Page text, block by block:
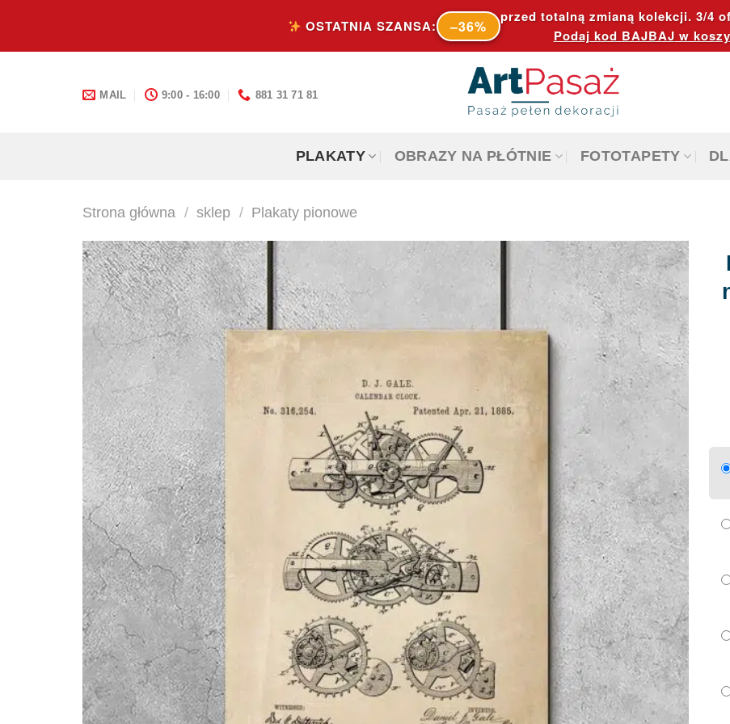
content
OSTATNIA SZANSA: –36%
przed totalną zmianą kolekcji. 3/4
Podaj kod BAJBAJ w
MAIL 9:00 - 16:00 881 31 71 81
PLAKATY OBRAZY NA PŁÓTNIE FOTOTAPETY
Strona główna / sklep / Plakaty pionowe